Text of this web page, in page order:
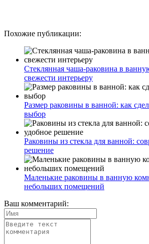
Похожие публикации:
Стеклянная чаша-раковина в
свежести интерьеру
Размер раковины в ванной: как
выбор
Раковины из стекла для ванной:
решение
Маленькие раковины в ванную
небольших помещений
Ваш комментарий: